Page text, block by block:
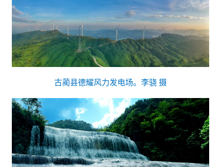
古蔺县德耀风力发电场。李骁 摄